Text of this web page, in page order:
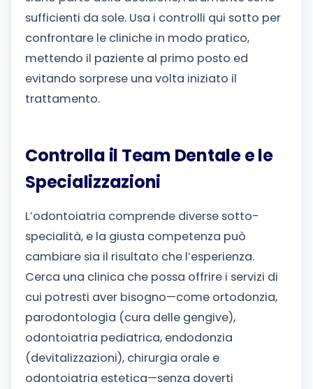
sufficienti da sole. Usa i controlli qui sotto per
confrontare le cliniche in modo pratico,
mettendo il paziente al primo posto ed
evitando sorprese una volta iniziato il
trattamento.
Controlla il Team Dentale e le
Specializzazioni
L’odontoiatria comprende diverse sotto-
specialità, e la giusta competenza può
cambiare sia il risultato che l’esperienza.
Cerca una clinica che possa offrire i servizi di
cui potresti aver bisogno—come ortodonzia,
parodontologia (cura delle gengive),
odontoiatria pediatrica, endodonzia
(devitalizzazioni), chirurgia orale e
odontoiatria estetica—senza doverti